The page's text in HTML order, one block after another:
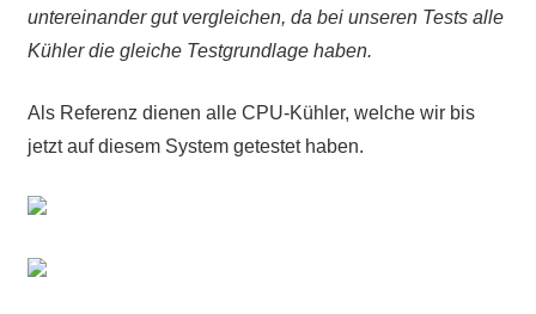
untereinander gut vergleichen, da bei unseren Tests alle
Kühler die gleiche Testgrundlage haben.
Als Referenz dienen alle CPU-Kühler, welche wir bis
jetzt auf diesem System getestet haben.